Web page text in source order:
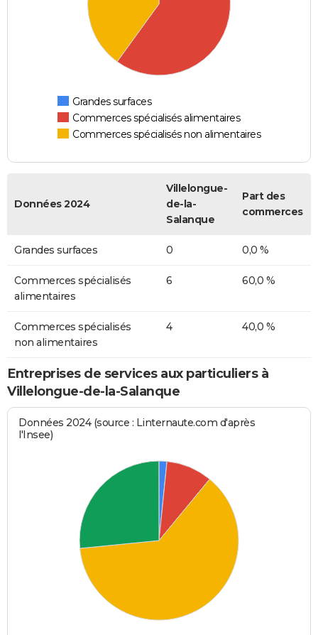
Grandes surfaces
Commerces spécialisés alimentaires
Commerces spécialisés non alimentaires
Données 2024
Villelongue-
de-la-
Salanque
Part des
commerces
Grandes surfaces 0 0,0 %
Commerces spécialisés
alimentaires
6 60,0 %
Commerces spécialisés
non alimentaires
4 40,0 %
Entreprises de services aux particuliers à
Villelongue-de-la-Salanque
Données 2024 (source : Linternaute.com d'après
l'Insee)